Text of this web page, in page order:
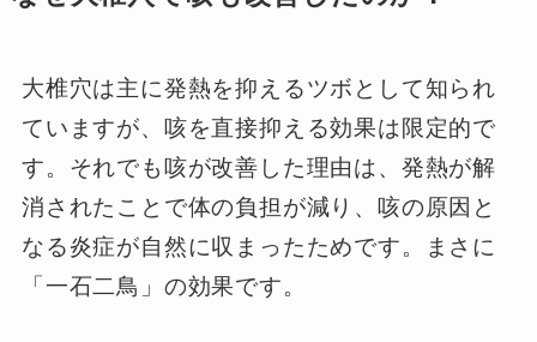
大椎穴は主に発熱を抑えるツボとして知られ
ていますが、咳を直接抑える効果は限定的で
す。それでも咳が改善した理由は、発熱が解
消されたことで体の負担が減り、咳の原因と
なる炎症が自然に収まったためです。まさに
「一石二鳥」の効果です。